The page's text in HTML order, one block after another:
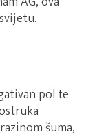
pol te
šuma,